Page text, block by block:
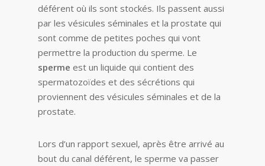
déférent où ils sont stockés. Ils passent aussi
par les vésicules séminales et la prostate qui
sont comme de petites poches qui vont
permettre la production du sperme. Le
sperme est un liquide qui contient des
spermatozoïdes et des sécrétions qui
proviennent des vésicules séminales et de la
prostate.
Lors d’un rapport sexuel, après être arrivé au
bout du canal déférent, le sperme va passer